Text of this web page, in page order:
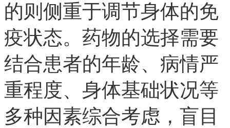
的则侧重于调节身体的免
疫状态。药物的选择需要
结合患者的年龄、病情严
重程度、身体基础状况等
多种因素综合考虑，盲目